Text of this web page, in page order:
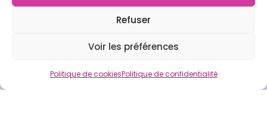
Refuser
Voir les préférences
Politique de cookiesPolitique de confidentialité
Notre Appli Girafe2poche